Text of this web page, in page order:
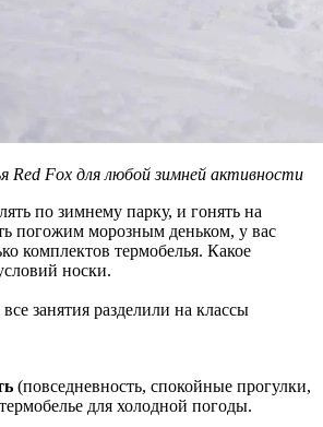
Red Fox для любой зимней активности
по зимнему парку, и гонять на
погожим морозным деньком, у вас
комплектов термобелья. Какое
носки.
занятия разделили на классы
(повседневность, спокойные прогулки,
термобелье для холодной погоды.